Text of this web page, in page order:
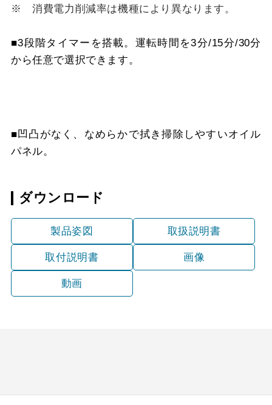
※ 消費電力削減率は機種により異なります。
■3段階タイマーを搭載。運転時間を3分/15分/30分
から任意で選択できます。
■凹凸がなく、なめらかで拭き掃除しやすいオイル
パネル。
ダウンロード
製品姿図 取扱説明書
取付説明書 画像
動画